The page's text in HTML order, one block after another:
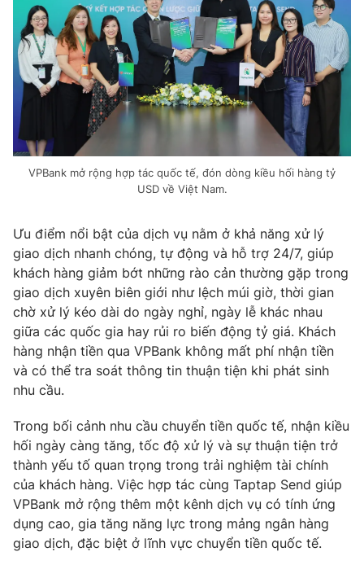
Giải sao mai
Sao
Làm đẹp
Chất lượng cuộc sống
Giáo dục
Tuyển sinh
Học trực tuyến
Công nghệ
Hitech Công nghệ tương lai
Sản phẩm
Thị trường
Giao lưu trực tuyến
Lịch phát sóng
Emagazine Podcast
Photo Infographic
Video Shorts video
VTV Money
VTV Sức khoẻ Bất động sản
Thị trường 24h Tấm lòng Việt
VTV4 Vươn mình bằng AI
VPBank mở rộng hợp tác quốc tế, đón dòng kiều hối hàng tỷ
USD về Việt Nam.
Ưu điểm nổi bật của dịch vụ nằm ở khả năng xử lý
giao dịch nhanh chóng, tự động và hỗ trợ 24/7, giúp
khách hàng giảm bớt những rào cản thường gặp trong
giao dịch xuyên biên giới như lệch múi giờ, thời gian
chờ xử lý kéo dài do ngày nghỉ, ngày lễ khác nhau
giữa các quốc gia hay rủi ro biến động tỷ giá. Khách
hàng nhận tiền qua VPBank không mất phí nhận tiền
và có thể tra soát thông tin thuận tiện khi phát sinh
nhu cầu.
Trong bối cảnh nhu cầu chuyển tiền quốc tế, nhận kiều
hối ngày càng tăng, tốc độ xử lý và sự thuận tiện trở
thành yếu tố quan trọng trong trải nghiệm tài chính
của khách hàng. Việc hợp tác cùng Taptap Send giúp
VPBank mở rộng thêm một kênh dịch vụ có tính ứng
dụng cao, gia tăng năng lực trong mảng ngân hàng
giao dịch, đặc biệt ở lĩnh vực chuyển tiền quốc tế.